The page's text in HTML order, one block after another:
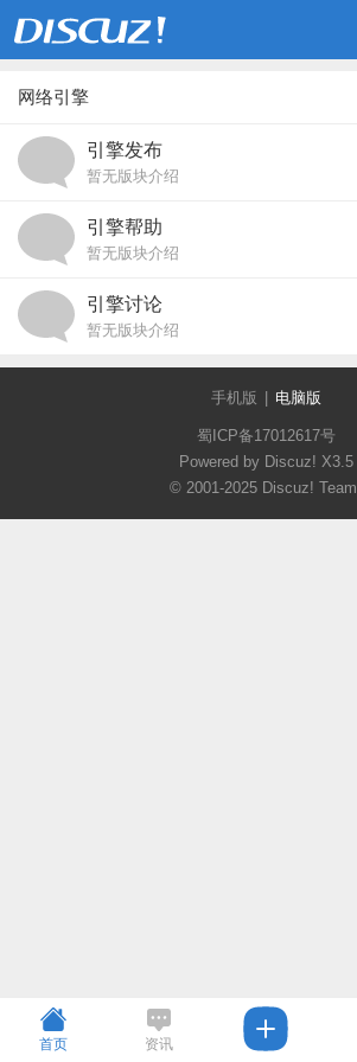
网络引擎
引擎发布
暂无版块介绍
引擎帮助
暂无版块介绍
引擎讨论
暂无版块介绍
手机版 电脑版
蜀ICP备17012617号
Powered by Discuz! X3.5
© 2001-2025 Discuz! Team
首页 资讯